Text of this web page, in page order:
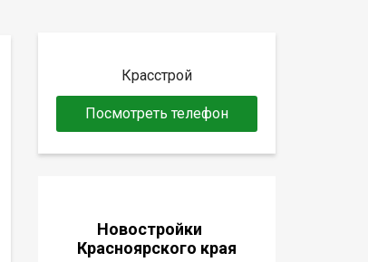
Красстрой
Посмотреть телефон
Новостройки
Красноярского края